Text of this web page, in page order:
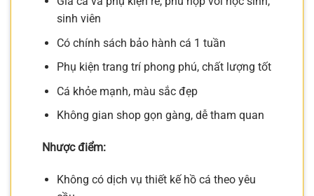
sinh viên
Có chính sách bảo hành cá 1 tuần
Phụ kiện trang trí phong phú, chất lượng tốt
Cá khỏe mạnh, màu sắc đẹp
Không gian shop gọn gàng, dễ tham quan
Nhược điểm:
Không có dịch vụ thiết kế hồ cá theo yêu